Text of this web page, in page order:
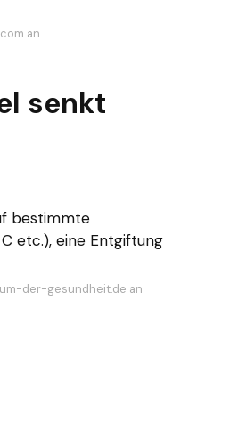
an
senkt
bestimmte
etc.), eine Entgiftung
der-gesundheit.de an